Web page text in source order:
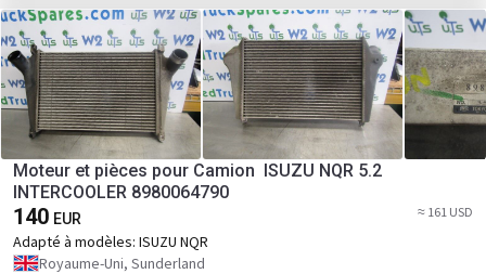
Moteur et pièces pour Camion ISUZU NQR 5.2
INTERCOOLER 8980064790
140 EUR ≈ 161 USD
Adapté à modèles: ISUZU NQR
Royaume-Uni, Sunderland